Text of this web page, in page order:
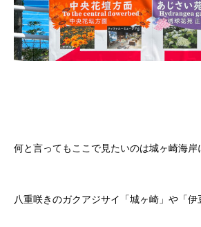
何と言ってもここで見たいのは城ヶ崎海岸
八重咲きのガクアジサイ「城ヶ崎」や「伊